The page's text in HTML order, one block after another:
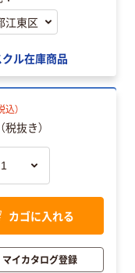
ル在庫商品
込）
税抜き）
カゴに入れる
マイカタログ登録